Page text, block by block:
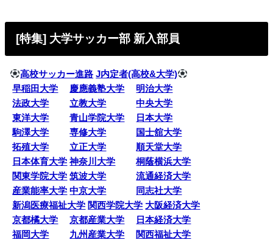
[特集] 大学サッカー部 新入部員
高校サッカー進路 J内定者(高校&大学)
早稲田大学
慶應義塾大学
明治大学
法政大学
立教大学
中央大学
東洋大学
青山学院大学
日本大学
駒澤大学
専修大学
国士舘大学
拓殖大学
立正大学
順天堂大学
日本体育大学 神奈川大学
桐蔭横浜大学
関東学院大学 筑波大学
流通経済大学
産業能率大学 中京大学
同志社大学
新潟医療福祉大学 関西学院大学 大阪経済大学
京都橘大学
京都産業大学
日本経済大学
福岡大学
九州産業大学
関西福祉大学